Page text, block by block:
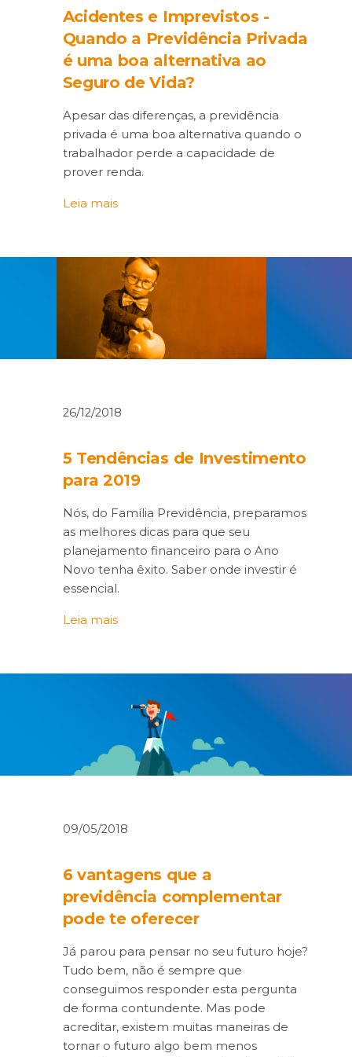
Acidentes e Imprevistos -
Quando a Previdência Privada
é uma boa alternativa ao
Seguro de Vida?
Apesar das diferenças, a previdência
privada é uma boa alternativa quando o
trabalhador perde a capacidade de
prover renda.
Leia mais
26/12/2018
5 Tendências de Investimento
para 2019
Nós, do Família Previdência, preparamos
as melhores dicas para que seu
planejamento financeiro para o Ano
Novo tenha êxito. Saber onde investir é
essencial.
Leia mais
09/05/2018
6 vantagens que a
previdência complementar
pode te oferecer
Já parou para pensar no seu futuro hoje?
Tudo bem, não é sempre que
conseguimos responder esta pergunta
de forma contundente. Mas pode
acreditar, existem muitas maneiras de
tornar o futuro algo bem menos